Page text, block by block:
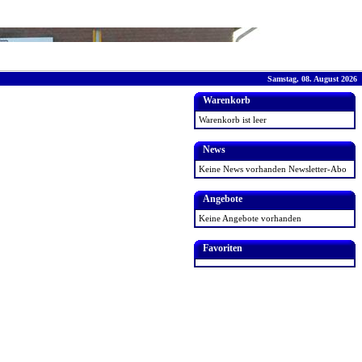
Samstag, 08. August 2026
Warenkorb
Warenkorb ist leer
News
Keine News vorhanden Newsletter-Abo
Angebote
Keine Angebote vorhanden
Favoriten